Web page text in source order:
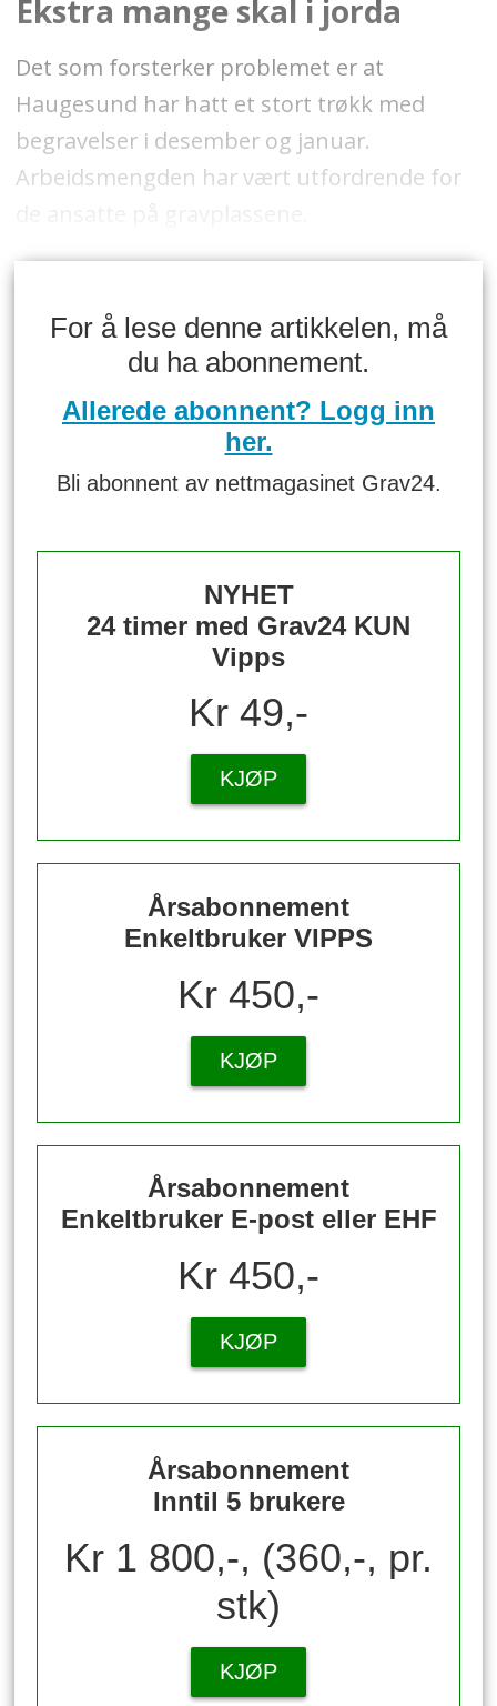
Ekstra mange skal i jorda
Det som forsterker problemet er at
Haugesund har hatt et stort trøkk med
begravelser i desember og januar.
Arbeidsmengden har vært utfordrende for
de ansatte på gravplassene.
For å lese denne artikkelen, må
du ha abonnement.
Allerede abonnent? Logg inn
her.
Bli abonnent av nettmagasinet Grav24.
NYHET
24 timer med Grav24 KUN
Vipps
Kr 49,-
KJØP
Årsabonnement
Enkeltbruker VIPPS
Kr 450,-
KJØP
Årsabonnement
Enkeltbruker E-post eller EHF
Kr 450,-
KJØP
Årsabonnement
Inntil 5 brukere
Kr 1 800,-, (360,-, pr.
stk)
KJØP